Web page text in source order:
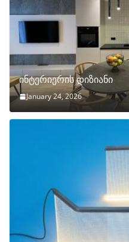
ინტერიერის დიზიანი
January 24, 2026